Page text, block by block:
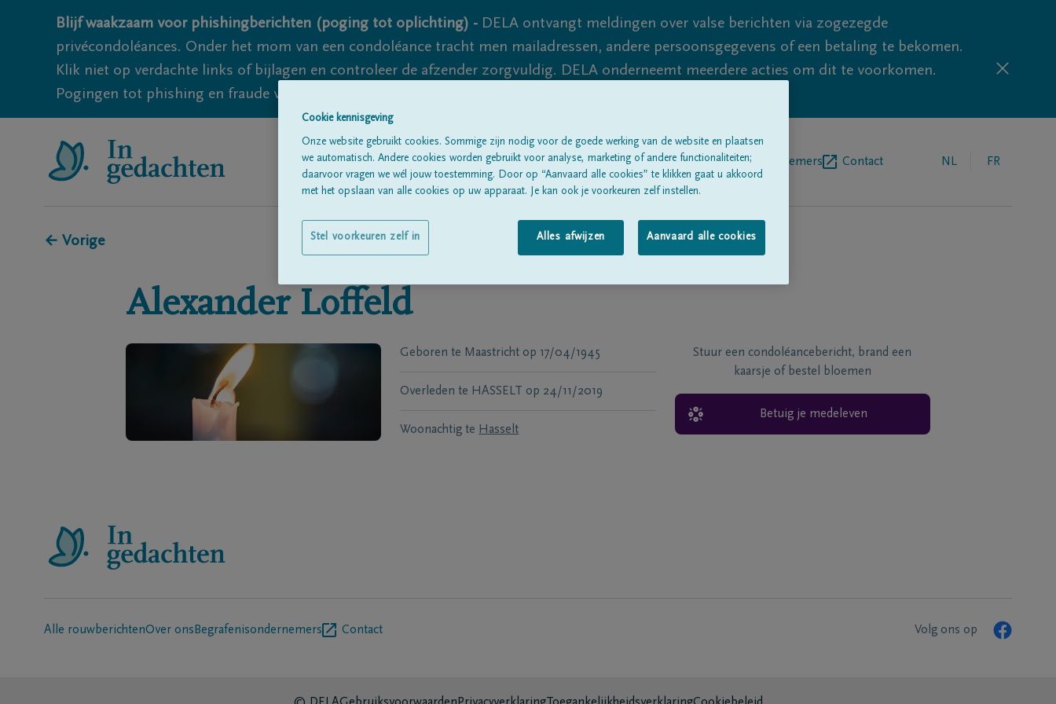
Blijf waakzaam voor phishingberichten (poging tot oplichting) - DELA ontvangt meldingen over valse berichten via zogezegde
privécondoléances. Onder het mom van een condoléance tracht men mailadressen, andere persoonsgegevens of een betaling te bekomen.
Klik niet op verdachte links of bijlagen en controleer de afzender zorgvuldig. DELA onderneemt meerdere acties om dit te voorkomen.
Pogingen tot phishing en fraude vallen echter nooit volledig uit te sluiten, dus blijf waakzaam.
Alle rouwberichten Over onsBegrafenisondernemers Contact NL FR
← Vorige
Alexander Loffeld
Geboren te Maastricht op 17/04/1945
Overleden te HASSELT op 24/11/2019
Woonachtig te Hasselt
Stuur een condoléancebericht, brand een
kaarsje of bestel bloemen
Betuig je medeleven
Alle rouwberichtenOver ons Begrafenisondernemers Contact Volg ons op
Cookie kennisgeving
Onze website gebruikt cookies. Sommige zijn nodig voor de goede werking van de website en plaatsen
we automatisch. Andere cookies worden gebruikt voor analyse, marketing of andere functionaliteiten;
daarvoor vragen we wél jouw toestemming. Door op “Aanvaard alle cookies” te klikken gaat u akkoord
met het opslaan van alle cookies op uw apparaat. Je kan ook je voorkeuren zelf instellen.
Alles afwijzen Aanvaard alle cookies
Stel voorkeuren zelf in